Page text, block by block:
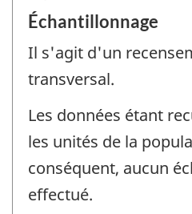
Échantillonnage
Il s'agit d'un
transversal.
Les données étant
les unités de la
conséquent, aucun
effectué.